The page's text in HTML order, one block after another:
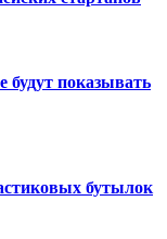
показывать
бутылок